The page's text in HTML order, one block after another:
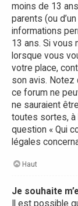
moins de 13
parents (ou
informations
13 ans. Si vous
lorsque vous
votre place,
son avis. Notez
ce forum ne
ne sauraient
toutes sortes, à
question « Qui
légales
Haut
Je souhaite
Il est possible